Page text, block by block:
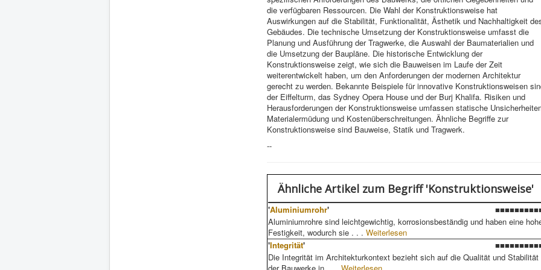
die verfügbaren Ressourcen. Die Wahl der Konstruktionsweise hat
Auswirkungen auf die Stabilität, Funktionalität, Ästhetik und Nachhaltigkeit
Gebäudes. Die technische Umsetzung der Konstruktionsweise umfasst die
Planung und Ausführung der Tragwerke, die Auswahl der Baumaterialien und
die Umsetzung der Baupläne. Die historische Entwicklung der
Konstruktionsweise zeigt, wie sich die Bauweisen im Laufe der Zeit
weiterentwickelt haben, um den Anforderungen der modernen Architektur
gerecht zu werden. Bekannte Beispiele für innovative Konstruktionsweisen
der Eiffelturm, das Sydney Opera House und der Burj Khalifa. Risiken und
Herausforderungen der Konstruktionsweise umfassen statische
Materialermüdung und Kostenüberschreitungen. Ähnliche Begriffe zur
Konstruktionsweise sind Bauweise, Statik und Tragwerk.
--
Ähnliche Artikel zum Begriff 'Konstruktionsweise'
'Aluminiumrohr'
Aluminiumrohre sind leichtgewichtig, korrosionsbeständig und haben eine
Festigkeit, wodurch sie . . . Weiterlesen
'Integrität'
Die Integrität im Architekturkontext bezieht sich auf die Qualität und Stabilität